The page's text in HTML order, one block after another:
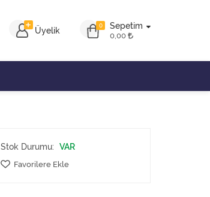
0 Sepetim
0,00
Üyelik
Stok Durumu:
VAR
Favorilere Ekle